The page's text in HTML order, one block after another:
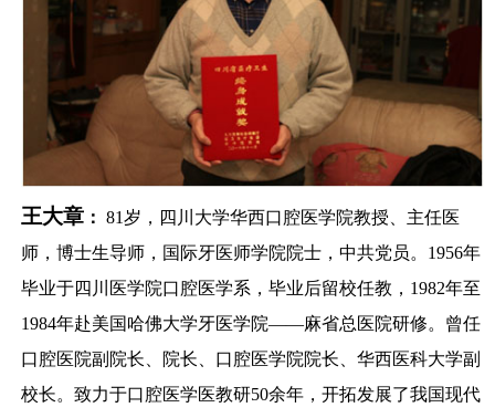
王大章 ： 81岁，四川大学华西口腔医学院教授、主任医
师，博士生导师，国际牙医师学院院士，中共党员。 1956年
毕业于四川医学院口腔医学系，毕业后留校任教， 1982年至
1984年赴美国哈佛大学牙医学院——麻省总医院研修。曾任
口腔医院副院长、院长、口腔医学院院长、华西医科大学副
校长。致力于口腔医学医教研50余年，开拓发展了我国现代